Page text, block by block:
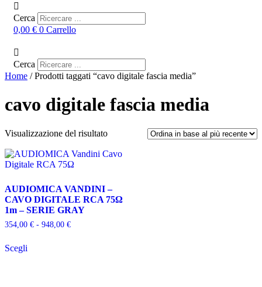
Cerca
0,00 € 0 Carrello
Cerca
Home / Prodotti taggati “cavo digitale fascia media”
cavo digitale fascia media
Visualizzazione del risultato
AUDIOMICA VANDINI –
CAVO DIGITALE RCA 75Ω
1m – SERIE GRAY
354,00 € - 948,00 €Fascia
Scegliprodotto